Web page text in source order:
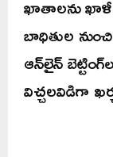
ఖాతాలను ఖాళీ
బాధితుల
ఆన్‌లైన్
విచ్చలవిడిగా